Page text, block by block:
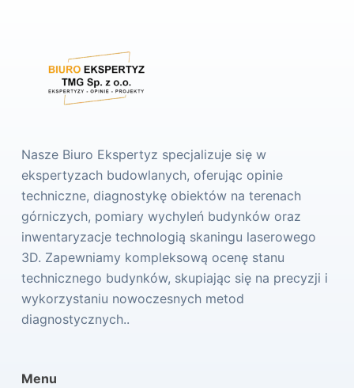
Nasze Biuro Ekspertyz specjalizuje się w
ekspertyzach budowlanych, oferując opinie
techniczne, diagnostykę obiektów na terenach
górniczych, pomiary wychyleń budynków oraz
inwentaryzacje technologią skaningu laserowego
3D. Zapewniamy kompleksową ocenę stanu
technicznego budynków, skupiając się na precyzji i
wykorzystaniu nowoczesnych metod
diagnostycznych..
Menu